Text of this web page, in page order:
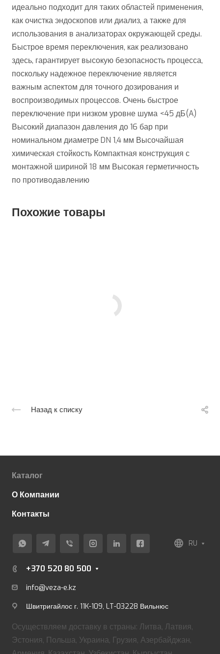
идеально подходит для таких областей применения,
как очистка эндоскопов или диализ, а также для
использования в анализаторах окружающей среды.
Быстрое время переключения, как реализовано
здесь, гарантирует высокую безопасность процесса,
поскольку надежное переключение является
важным аспектом для точного дозирования и
воспроизводимых процессов. Очень быстрое
переключение при низком уровне шума <45 дБ(A)
Высокий диапазон давления до 16 бар при
номинальном диаметре DN 1,4 мм Высочайшая
химическая стойкость Компактная конструкция с
монтажной шириной 18 мм Высокая герметичность
по противодавлению
Похожие товары
Назад к списку
Каталог
О Компании
Контакты
RU
+370 520 80 500
info@veza-e.kz
Швитригайлос г. 11K-109, LT-03228 Вильнюс
Осуществляем доставку в страны: Литва, Латвия,
Эстония, Польша, Украина, Грузия, Азербайджан,